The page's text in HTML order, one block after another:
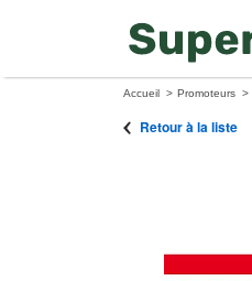
Accueil Promoteurs
Retour à la liste